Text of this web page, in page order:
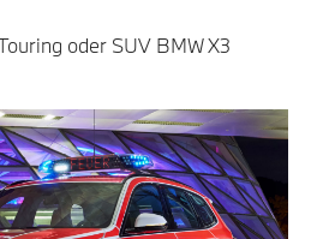
oder SUV BMW X3